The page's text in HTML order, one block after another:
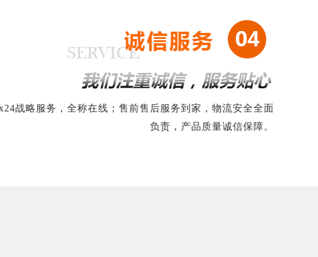
战略服务，全称在线；售前售后服务到家，物流安全全面
负责，产品质量诚信保障。